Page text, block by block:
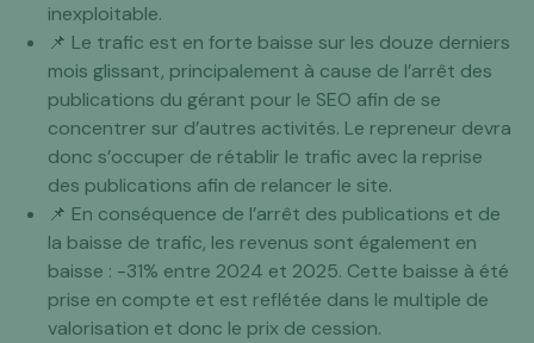
inexploitable.
📌 Le trafic est en forte baisse sur les douze derniers
mois glissant, principalement à cause de l’arrêt des
publications du gérant pour le SEO afin de se
concentrer sur d’autres activités. Le repreneur devra
donc s’occuper de rétablir le trafic avec la reprise
des publications afin de relancer le site.
📌 En conséquence de l’arrêt des publications et de
la baisse de trafic, les revenus sont également en
baisse : -31% entre 2024 et 2025. Cette baisse à été
prise en compte et est reflétée dans le multiple de
valorisation et donc le prix de cession.